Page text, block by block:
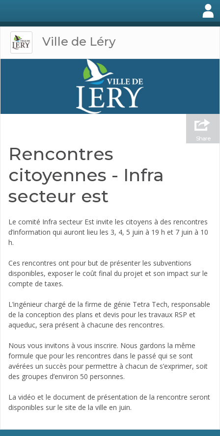
Ville de Léry
Share
Rencontres
citoyennes - Infra
secteur est
Le comité Infra secteur Est invite les citoyens à des rencontres
d’information qui auront lieu les 3, 4, 5 juin à 19 h et 7 juin à 10
h.
Ces rencontres ont pour but de présenter les subventions
disponibles, exposer le coût final du projet et son impact sur le
compte de taxes.
L’ingénieur chargé de la firme de génie Tetra Tech, responsable
de la conception des plans et devis pour les travaux RSP et
aqueduc, sera présent à chacune des rencontres.
Nous vous invitons à vous inscrire. Nous gardons la même
formule que pour les rencontres dans le passé qui se sont
avérées un succès pour permettre à chacun de s’exprimer, soit
des groupes d’environ 50 personnes.
La vidéo et le document de présentation de la rencontre seront
disponibles sur le site de la ville en juin.